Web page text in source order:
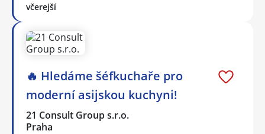
včerejší
🔥 Hledáme šéfkuchaře pro
moderní asijskou kuchyni!
21 Consult Group s.r.o.
Praha